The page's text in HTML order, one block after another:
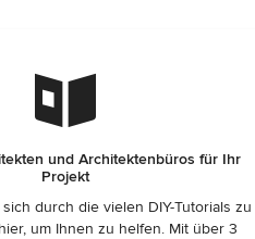
und Architektenbüros für Ihr
Projekt
durch die vielen DIY-Tutorials zu
um Ihnen zu helfen. Mit über 3